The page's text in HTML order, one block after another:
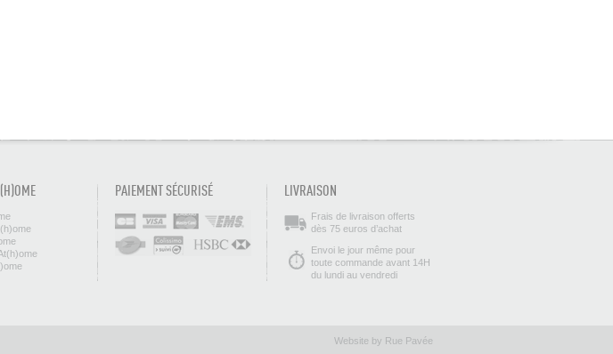
PAIEMENT SÉCURISÉ LIVRAISON
Frais de livraison offerts
dès 75 euros d’achat
Envoi le jour même pour
toute commande avant 14H
du lundi au vendredi
Website by Rue Pavée